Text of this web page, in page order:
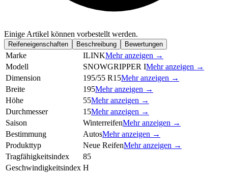
Einige Artikel können vorbestellt werden.
Reifeneigenschaften Beschreibung Bewertungen
Marke ILINKMehr anzeigen →
Modell
SNOWGRIPPER IMehr anzeigen →
Dimension
195/55 R15Mehr anzeigen →
Breite
195Mehr anzeigen →
Höhe
55Mehr anzeigen →
Durchmesser
15Mehr anzeigen →
Saison
WinterreifenMehr anzeigen →
Bestimmung
AutosMehr anzeigen →
Produkttyp
Neue ReifenMehr anzeigen →
Tragfähigkeitsindex
85
Geschwindigkeitsindex H